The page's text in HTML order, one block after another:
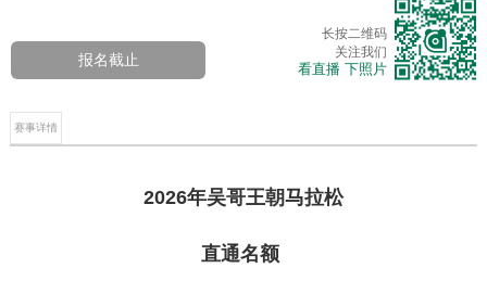
报名截止
长按二维码
关注我们
看直播 下照片
赛事详情
2026年吴哥王朝马拉松
直通名额